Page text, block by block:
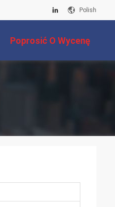
Polish
Poprosić O Wycenę